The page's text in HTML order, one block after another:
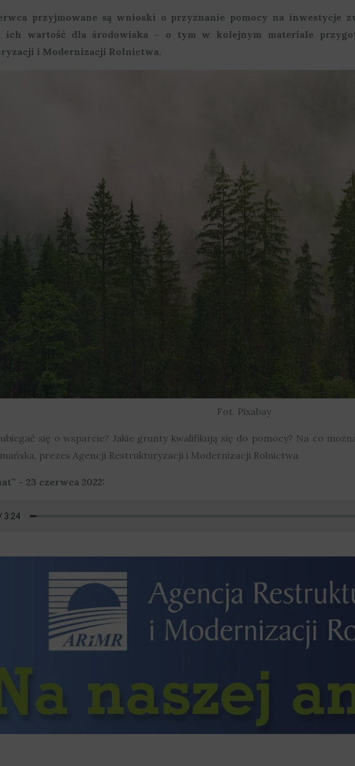
przyjmowane są wnioski o przyznanie pomocy na inwestycje
ich wartość dla środowiska – o tym w kolejnym materiale
i Modernizacji Rolnictwa.
Fot. Pixabay
się o wsparcie? Jakie grunty kwalifikują się do pomocy? Na co
prezes Agencji Restrukturyzacji i Modernizacji Rolnictwa
– 23 czerwca 2022: